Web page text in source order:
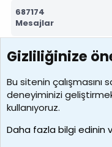
687174
Mesajlar
7388
Kullanıcılar
borabekirogluu
Son üye
Gizliliğinize
Bu sitenin
deneyiminizi
kullanıyoruz.
Daha fazla bilgi edinin